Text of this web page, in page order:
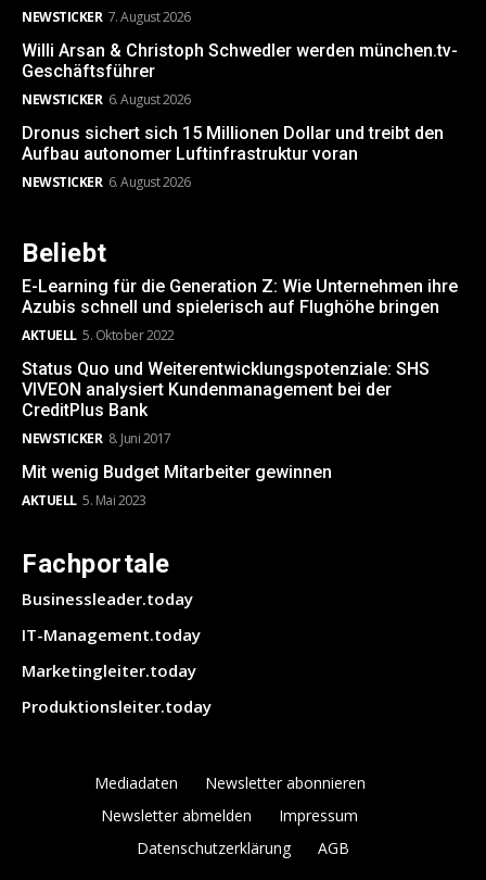
NEWSTICKER 7. August 2026
Willi Arsan & Christoph Schwedler werden münchen.tv-
Geschäftsführer
NEWSTICKER 6. August 2026
Dronus sichert sich 15 Millionen Dollar und treibt den
Aufbau autonomer Luftinfrastruktur voran
NEWSTICKER 6. August 2026
Beliebt
E-Learning für die Generation Z: Wie Unternehmen ihre
Azubis schnell und spielerisch auf Flughöhe bringen
AKTUELL 5. Oktober 2022
Status Quo und Weiterentwicklungspotenziale: SHS
VIVEON analysiert Kundenmanagement bei der
CreditPlus Bank
NEWSTICKER 8. Juni 2017
Mit wenig Budget Mitarbeiter gewinnen
AKTUELL 5. Mai 2023
Fachportale
Businessleader.today
IT-Management.today
Marketingleiter.today
Produktionsleiter.today
Mediadaten
Newsletter abonnieren
Newsletter abmelden
Impressum
Datenschutzerklärung
AGB